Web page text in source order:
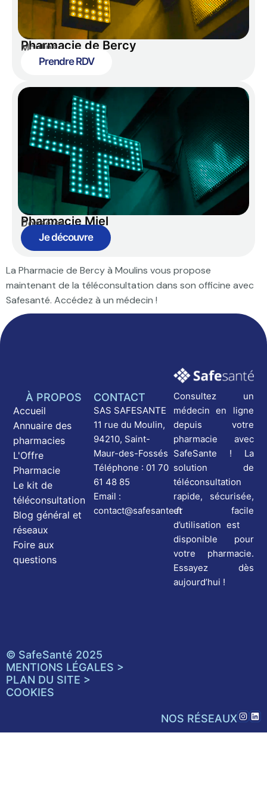
Pharmacie de Bercy
Moulins
Prendre RDV
Pharmacie Miel
Donzères
Je découvre
La Pharmacie de Bercy à Moulins vous propose
maintenant de la téléconsultation dans son officine avec
Safesanté. Accédez à un médecin !
Consultez un
médecin en ligne
depuis votre
pharmacie avec
SafeSante ! La
solution de
téléconsultation
rapide, sécurisée,
et facile
d’utilisation est
disponible pour
votre pharmacie.
Essayez dès
aujourd’hui !
CONTACT
SAS SAFESANTE
11 rue du Moulin,
94210, Saint-
Maur-des-Fossés
Téléphone : 01 70
61 48 85
Email :
contact@safesante.fr
À PROPOS
Accueil
Annuaire des
pharmacies
L'Offre
Pharmacie
Le kit de
téléconsultation
Blog général et
réseaux
Foire aux
questions
© SafeSanté 2025
MENTIONS LÉGALES >
PLAN DU SITE >
COOKIES
NOS RÉSEAUX